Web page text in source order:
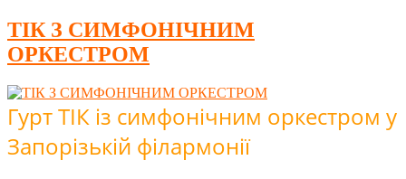
ТІК З СИМФОНІЧНИМ
ОРКЕСТРОМ
Гурт ТІК із симфонічним оркестром у
Запорізькій філармонії